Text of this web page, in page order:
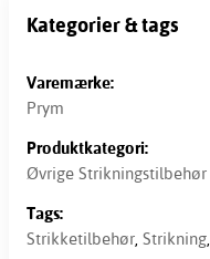
Kategorier & tags
Varemærke:
Prym
Produktkategori:
Øvrige Strikningstilbehør
Tags:
Strikketilbehør, Strikning,